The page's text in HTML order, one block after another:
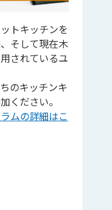
トキッチンを
そして現在木
されているユ
のキッチンキ
ください。
ムの詳細はこ